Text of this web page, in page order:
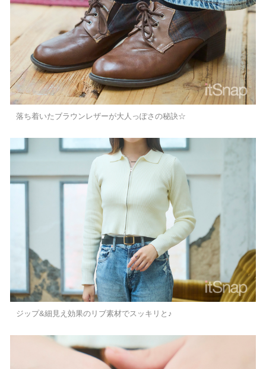
落ち着いたブラウンレザーが大人っぽさの秘訣☆
ジップ&細見え効果のリブ素材でスッキリと♪